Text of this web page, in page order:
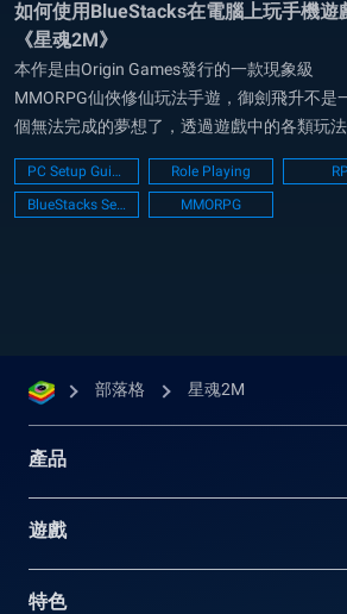
如何使用BlueStacks在電腦上玩手機遊
《星魂2M》
本作是由Origin Games發行的一款現象級
MMORPG仙俠修仙玩法手遊，御劍飛升不是
個無法完成的夢想了，透過遊戲中的各類玩法
實現珍貴物品的交易，玩家之間互相往來，
仙家法度的一員。 玩家們可以前往BlueStacks的
官方網站根據自己的需求來下載模擬器（或者
PC Setup Guide Role Playing
BlueStacks Setup
MMORPG
部落格 星魂2M
產品
遊戲
特色